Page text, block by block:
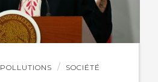
POLLUTIONS SOCIÉTÉ